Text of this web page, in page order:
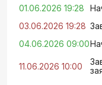
01.06.2026 19:28
03.06.2026 19:28
04.06.2026 09:00
11.06.2026 10:00